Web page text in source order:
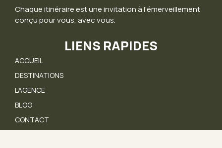
Chaque itinéraire est une invitation à l’émerveillement
conçu pour vous, avec vous.
LIENS RAPIDES
ACCUEIL
DESTINATIONS
L’AGENCE
BLOG
CONTACT